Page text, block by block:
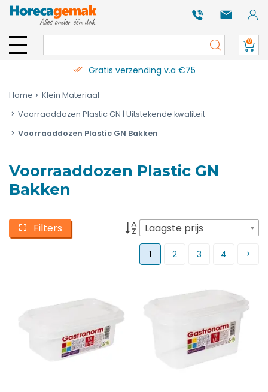
0
Gratis verzending v.a €75
Home
Klein Materiaal
Voorraaddozen Plastic GN | Uitstekende kwaliteit
Voorraaddozen Plastic GN Bakken
Voorraaddozen Plastic GN
Bakken
Filters Laagste prijs
1 2 3 4